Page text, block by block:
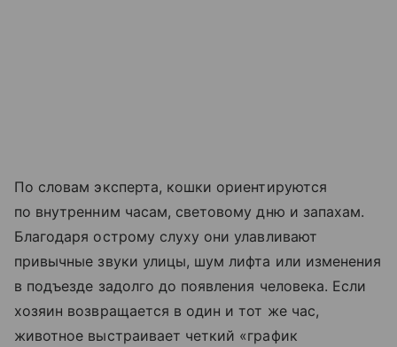
По словам эксперта, кошки ориентируются
по внутренним часам, световому дню и запахам.
Благодаря острому слуху они улавливают
привычные звуки улицы, шум лифта или изменения
в подъезде задолго до появления человека. Если
хозяин возвращается в один и тот же час,
животное выстраивает четкий «график